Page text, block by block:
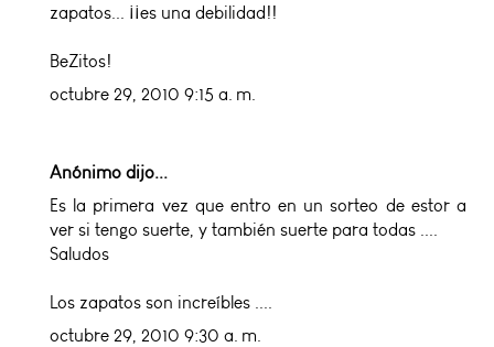
zapatos... ¡¡es una debilidad!!
BeZitos!
octubre 29, 2010 9:15 a. m.
Anónimo dijo...
Es la primera vez que entro en un sorteo de estor a
ver si tengo suerte, y también suerte para todas ....
Saludos
Los zapatos son increíbles ....
octubre 29, 2010 9:30 a. m.